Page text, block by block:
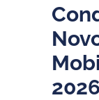
2026